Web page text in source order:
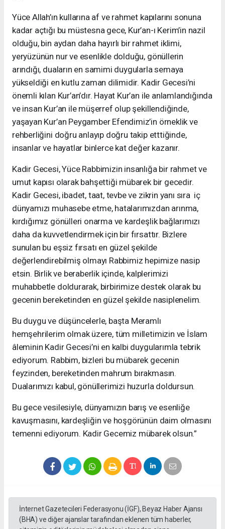
Yüce Allah’ın kullarına af ve rahmet kapılarını sonuna
kadar açtığı bu müstesna gece, Kur’an-ı Kerim’in nazil
olduğu, bin aydan daha hayırlı bir rahmet iklimi,
yeryüzünün nur ve esenlikle dolduğu, gönüllerin
arındığı, duaların en samimi duygularla semaya
yükseldiği en kutlu zaman dilimidir. Kadir Gecesi’ni
önemli kılan Kur’an’dır. Hayat Kur’an ile anlamlandığında
ve insan Kur’an ile müşerref olup şekillendiğinde,
yaşayan Kur’an Peygamber Efendimiz’in örneklik ve
rehberliğini doğru anlayıp doğru takip etttiğinde,
insanlar ve hayatlar binlerce kat değer kazanır.
Kadir Gecesi, Yüce Rabbimizin insanlığa bir rahmet ve
umut kapısı olarak bahşettiği mübarek bir gecedir.
Kadir Gecesi, ibadet, taat, tevbe ve zikrin yanı sıra iç
dünyamızı muhasebe etme, hatalarımızdan arınma,
kırdığımız gönülleri onarma ve kardeşlik bağlarımızı
daha da kuvvetlendirmek için bir fırsattır. Bizlere
sunulan bu eşsiz fırsatı en güzel şekilde
değerlendirebilmiş olmayı Rabbimiz hepimize nasip
etsin. Birlik ve beraberlik içinde, kalplerimizi
muhabbetle doldurarak, birbirimize destek olarak bu
gecenin bereketinden en güzel şekilde nasiplenelim.
Bu duygu ve düşüncelerle, başta Meramlı
hemşehrilerim olmak üzere, tüm milletimizin ve İslam
âleminin Kadir Gecesi’ni en kalbi duygularımla tebrik
ediyorum. Rabbim, bizleri bu mübarek gecenin
feyzinden, bereketinden mahrum bırakmasın.
Dualarımızı kabul, gönüllerimizi huzurla doldursun.
Bu gece vesilesiyle, dünyamızın barış ve esenliğe
kavuşmasını, kardeşliğin ve hoşgörünün daim olmasını
temenni ediyorum. Kadir Gecemiz mübarek olsun.”
İnternet Gazetecileri Federasyonu (İGF), Beyaz Haber Ajansı
(BHA) ve diğer ajanslar tarafından eklenen tüm haberler,